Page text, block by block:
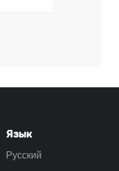
Язык
Русский